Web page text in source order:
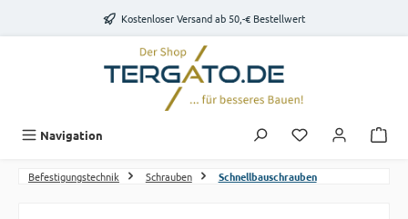
Zum Hauptinhalt springenKostenloser Versand ab 50,-€ Bestellwert
Navigation Du hast 0
Befestigungstechnik Schrauben Schnellbauschrauben